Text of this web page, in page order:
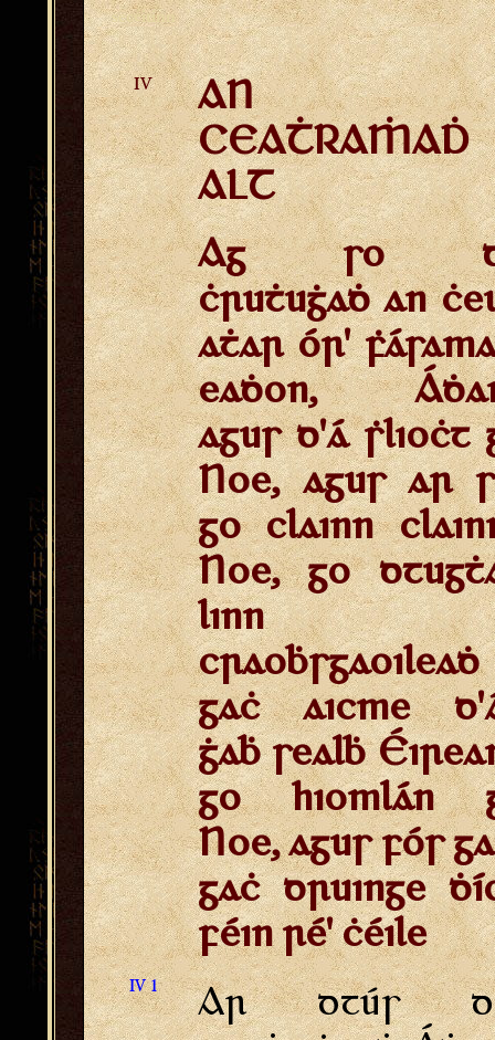
secéitinn
IV
AN
CEAṪRAṀAḊ
ALT
Ag so
ċruṫuġaḋ an
aṫar ór'
eaḋon,
agus d'á ṡlioċt
Noe, agus ar
go clainn
Noe, go
linn
craoḃsgaoileaḋ
gaċ aicme
ġaḃ sealḃ
go hiomlán
Noe, agus fós
gaċ druinge
féin ré' ċéile
IV 1
Ar dtús